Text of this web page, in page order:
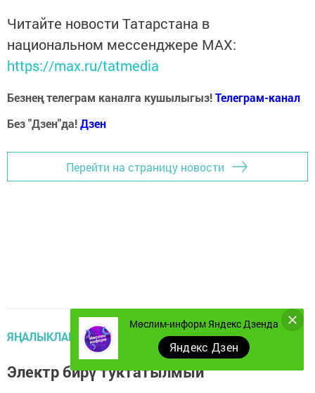
Читайте новости Татарстана в
национальном мессенджере MАХ:
https://max.ru/tatmedia
Безнең телеграм каналга кушылыгыз!Телеграм-канал
Без "Дзен"да!Дзен
Перейти на страницу новости
ЯҢАЛЫКЛАР
Электр бирү туктатылмый
Мөслим-информ Яндекс Дзенда
Яндекс Дзен